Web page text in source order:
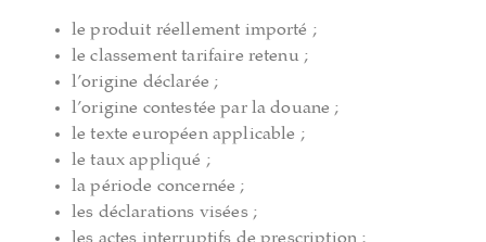
le produit réellement importé ;
le classement tarifaire retenu ;
l’origine déclarée ;
l’origine contestée par la douane ;
le texte européen applicable ;
le taux appliqué ;
la période concernée ;
les déclarations visées ;